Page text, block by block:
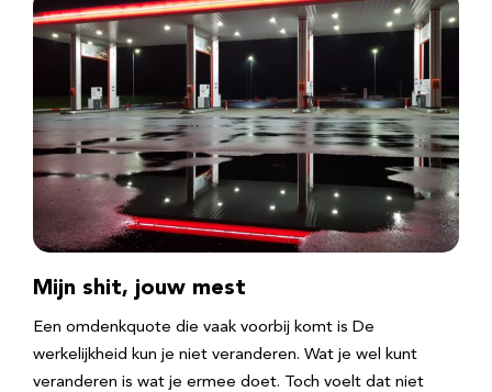
Mijn shit, jouw mest
Een omdenkquote die vaak voorbij komt is De
werkelijkheid kun je niet veranderen. Wat je wel kunt
veranderen is wat je ermee doet. Toch voelt dat niet